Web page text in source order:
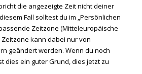
die angezeigte Zeit nicht deiner
Fall solltest du im „Persönlichen
Zeitzone (Mitteleuropäische
Zeitzone kann dabei nur von
geändert werden. Wenn du noch
dies ein guter Grund, dies jetzt zu